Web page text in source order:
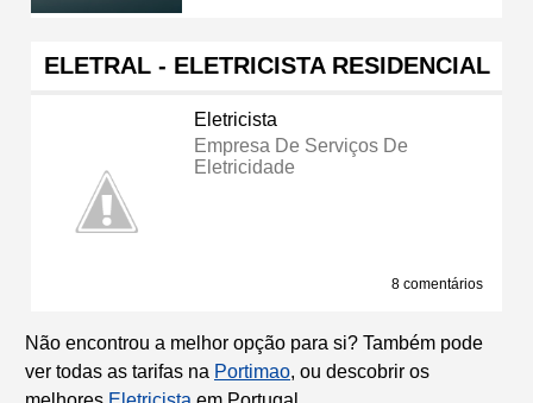
ELETRAL - ELETRICISTA RESIDENCIAL
Eletricista
Empresa De Serviços De
Eletricidade
8 comentários
Não encontrou a melhor opção para si? Também pode
ver todas as tarifas na Portimao, ou descobrir os